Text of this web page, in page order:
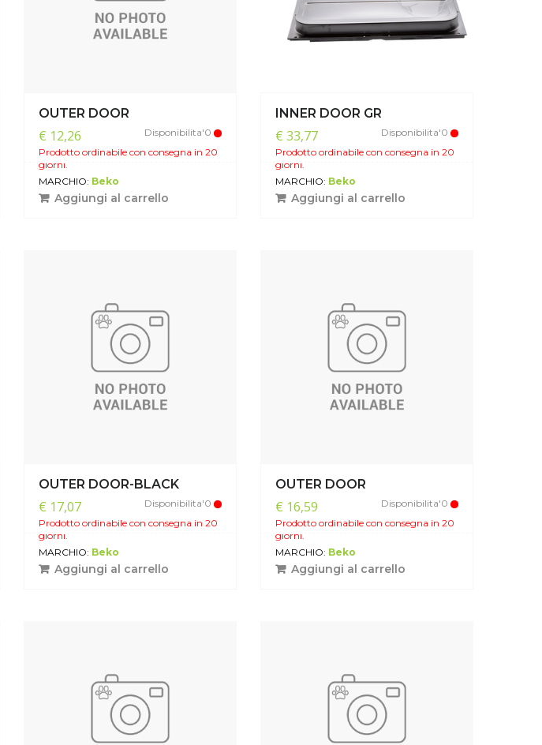
OUTER DOOR
€ 12,26
Disponibilita'0
Prodotto ordinabile con consegna in 20
giorni.
MARCHIO: Beko
Aggiungi al carrello
INNER DOOR GR
€ 33,77
Disponibilita'0
Prodotto ordinabile con consegna in 20
giorni.
MARCHIO: Beko
Aggiungi al carrello
OUTER DOOR-BLACK
€ 17,07
Disponibilita'0
Prodotto ordinabile con consegna in 20
giorni.
MARCHIO: Beko
Aggiungi al carrello
OUTER DOOR
€ 16,59
Disponibilita'0
Prodotto ordinabile con consegna in 20
giorni.
MARCHIO: Beko
Aggiungi al carrello